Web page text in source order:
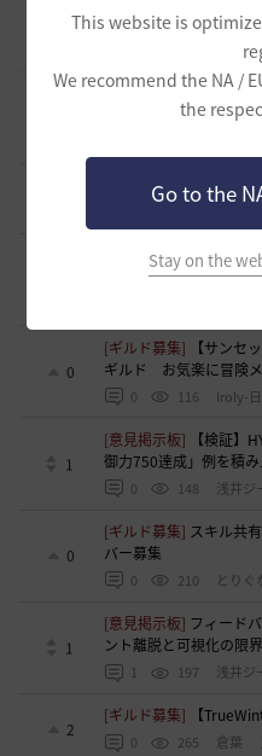
This website is
We recommend the NA /
the
Go to the
Stay on the
無敵で
[ギルド募集]新設ギル
[自由掲示板] デヴォレ
[意見掲示板]「先に見
挨拶文か
0
[ギルド募集]
【サンセ
ギルド お気楽に冒険
0 116 Iroly-
1
[意見掲示板]
【検証】
御力750達成」例を積
0 148 浅井ジ
0
[ギルド募集] スキル共
バー募集
0 210 とりぐ
1
[意見掲示板] フィード
ント離脱と可視化の限
1 197 浅井ジ
2
[ギルド募集] 【
0 265 倉葉